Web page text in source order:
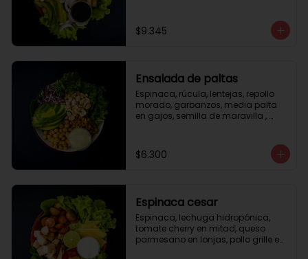
balsámica.
$9.345
Ensalada de paltas
Espinaca, rúcula, lentejas, repollo
morado, garbanzos, media palta
en gajos, semilla de maravilla ,
$6.300
Espinaca cesar
Espinaca, lechuga hidropónica,
tomate cherry en mitad, queso
parmesano en lonjas, pollo grille en